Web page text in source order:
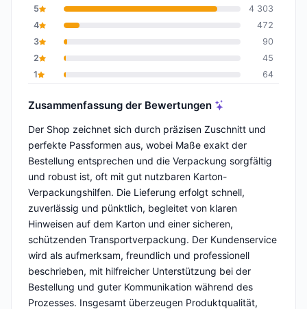
5
4 303
4
472
3
90
2
45
1
64
Zusammenfassung der Bewertungen
Der Shop zeichnet sich durch präzisen Zuschnitt und
perfekte Passformen aus, wobei Maße exakt der
Bestellung entsprechen und die Verpackung sorgfältig
und robust ist, oft mit gut nutzbaren Karton-
Verpackungshilfen. Die Lieferung erfolgt schnell,
zuverlässig und pünktlich, begleitet von klaren
Hinweisen auf dem Karton und einer sicheren,
schützenden Transportverpackung. Der Kundenservice
wird als aufmerksam, freundlich und professionell
beschrieben, mit hilfreicher Unterstützung bei der
Bestellung und guter Kommunikation während des
Prozesses. Insgesamt überzeugen Produktqualität,